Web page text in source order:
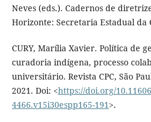
Neves (eds.). Cadernos de
Horizonte: Secretaria Estadual da
CURY, Marília Xavier. Política de
curadoria indígena, processo
universitário. Revista CPC, São
2021. Doi: <https://doi.org/
4466.v15i30espp165-191>.